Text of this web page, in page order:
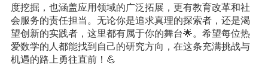
度挖掘，也涵盖应用领域的广泛拓展，更有教育改革和社
会服务的责任担当。无论你是追求真理的探索者，还是渴
望创新的实践者，这里都有属于你的舞台🌟。希望每位热
爱数学的人都能找到自己的研究方向，在这条充满挑战与
机遇的路上勇往直前！💪